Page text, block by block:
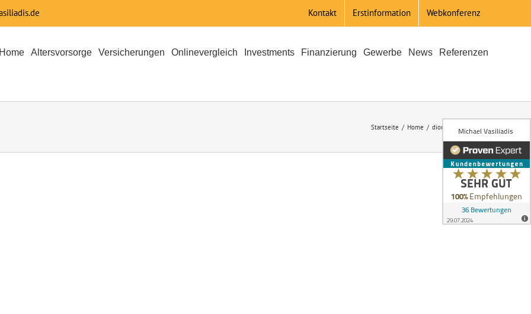
Kontakt Erstinformation Webkonferenz
Home Altersvorsorge Versicherungen Onlinevergleich Investments Finanzierung Gewerbe News Referenzen
Startseite Home dionyoso_web_neu6